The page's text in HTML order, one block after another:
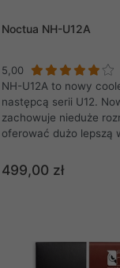
Noctua NH-U12A
5,00
NH-U12A to nowy
następcą serii U12.
zachowuje nieduże
oferować dużo lepszą
zapewnia o 37 procent
powierzchnię
Producent
U12A, by nie było
499,00 zł